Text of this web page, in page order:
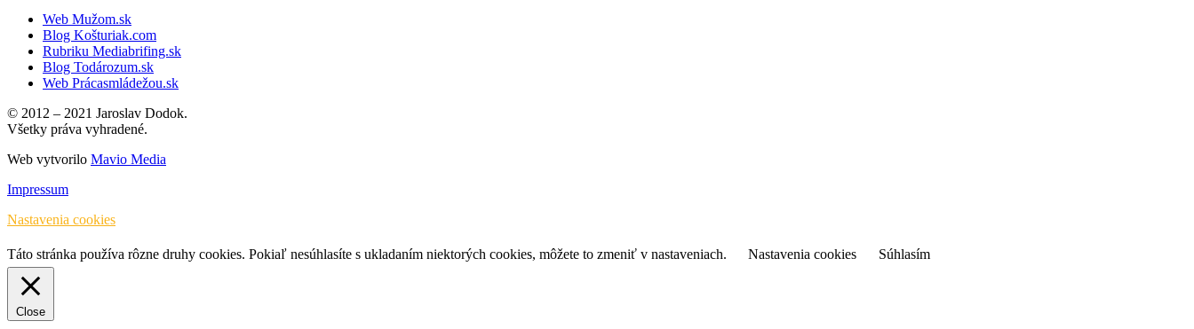
Web Mužom.sk
Blog Košturiak.com
Rubriku Mediabrifing.sk
Blog Todározum.sk
Web Prácasmládežou.sk
© 2012 – 2021 Jaroslav Dodok.
Všetky práva vyhradené.
Web vytvorilo Mavio Media
Impressum
Nastavenia cookies
Táto stránka používa rôzne druhy cookies. Pokiaľ nesúhlasíte s ukladaním niektorých cookies, môžete to zmeniť v nastaveniach. Nastavenia cookies Súhlasím
Close